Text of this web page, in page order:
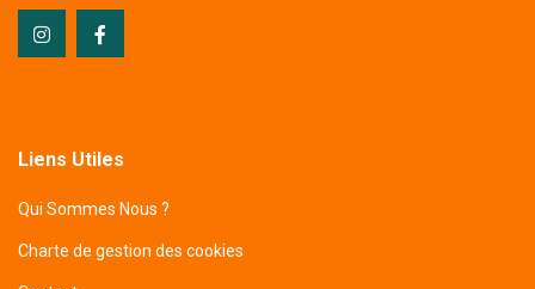
Liens Utiles
Qui Sommes Nous ?
Charte de gestion des cookies